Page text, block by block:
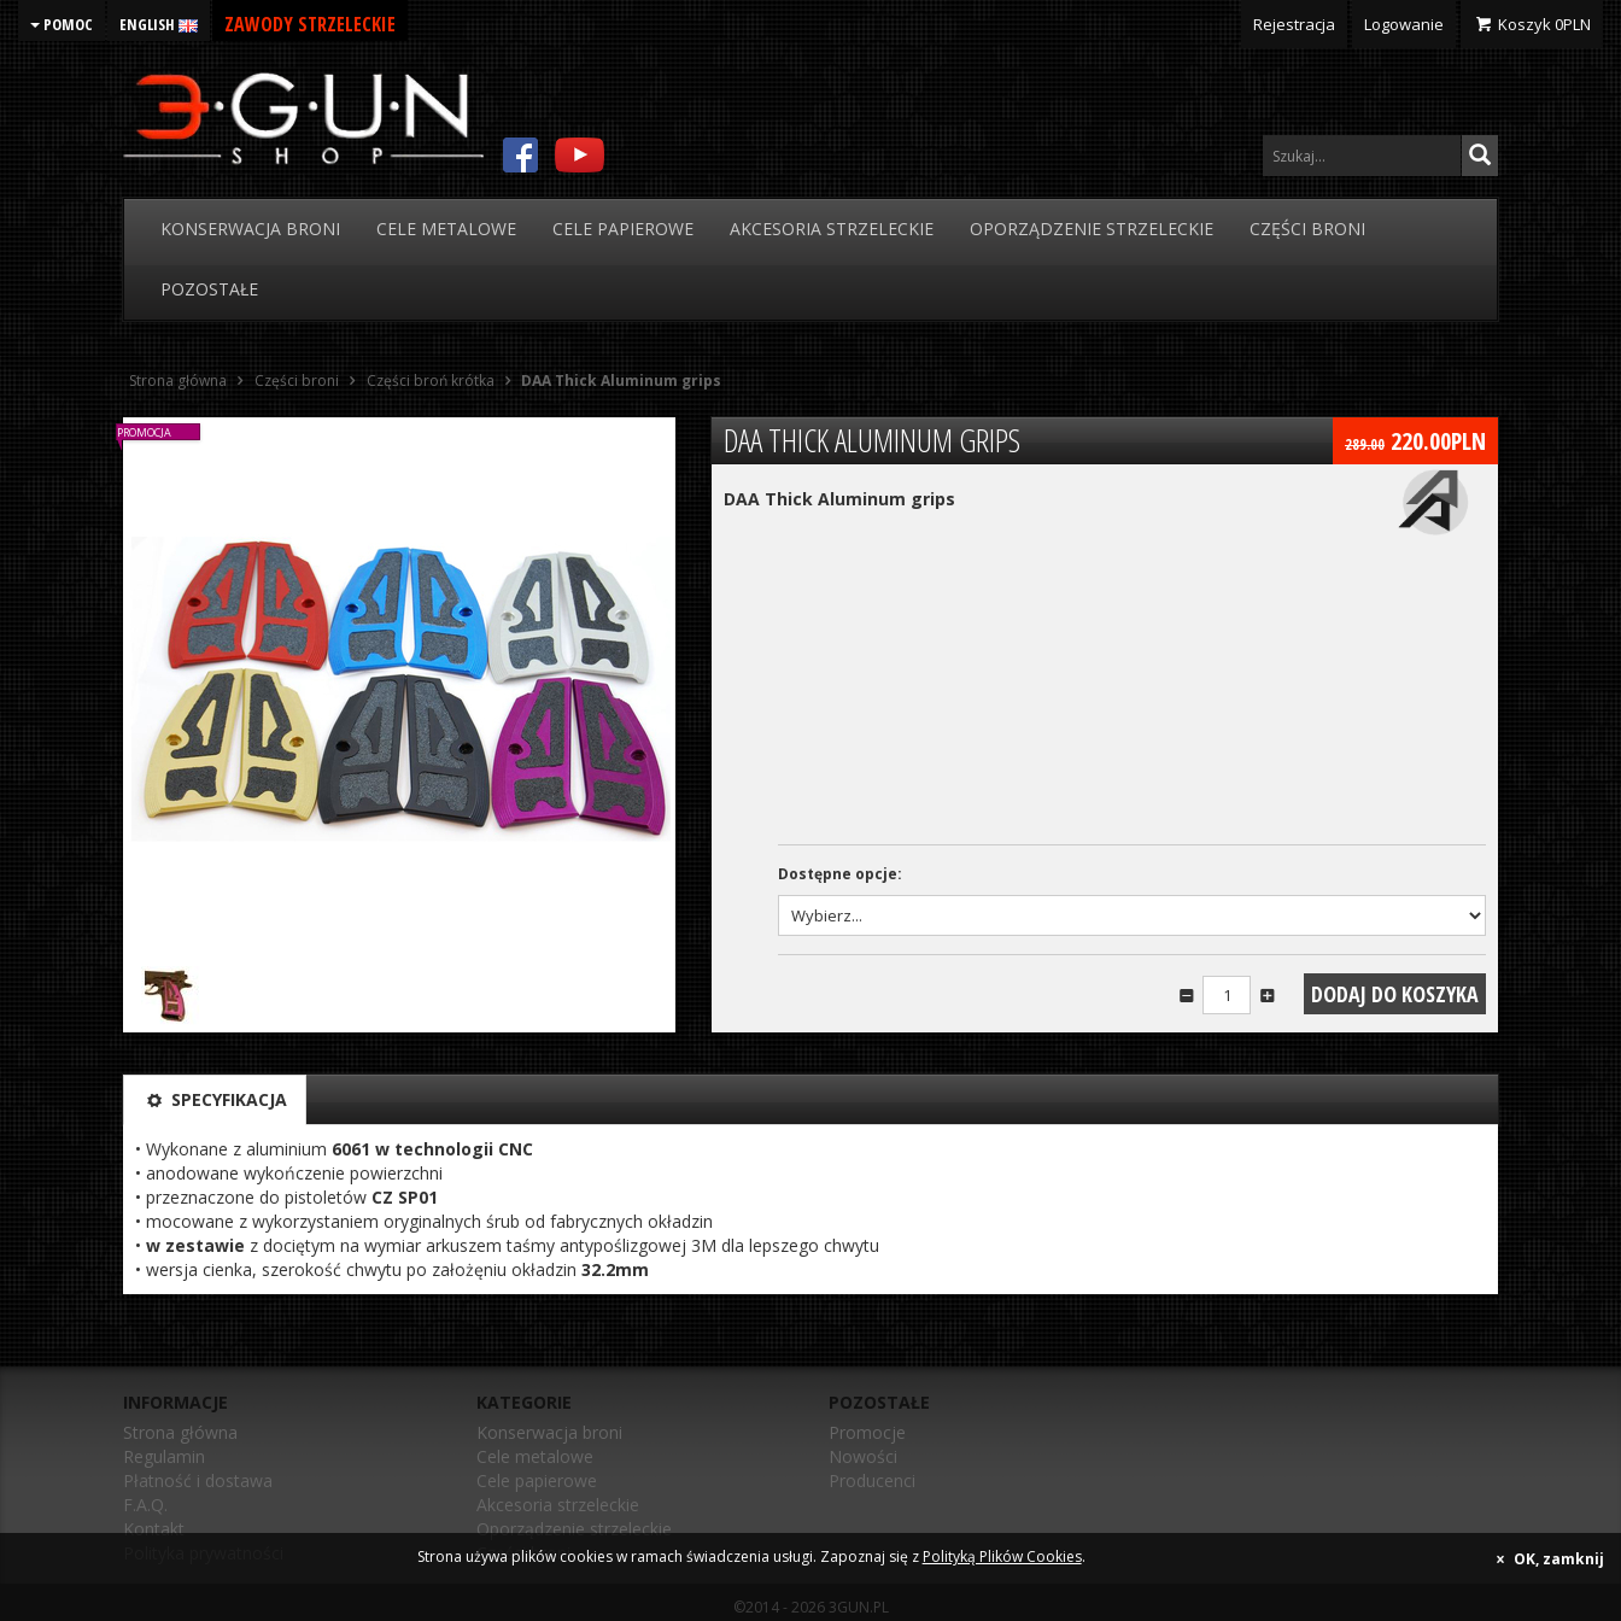
POMOC ENGLISH ZAWODY STRZELECKIE Rejestracja Logowanie Koszyk0PLN
KONSERWACJA BRONI CELE METALOWE CELE PAPIEROWE AKCESORIA STRZELECKIE OPORZĄDZENIE STRZELECKIE CZĘŚCI BRONI
POZOSTAŁE
Strona główna Części broni Części broń krótka DAA Thick Aluminum grips
DAATHICK ALUMINUM GRIPS 289.00 220.00PLN
DAA Thick Aluminum grips
Dostępne opcje:
PROMOCJA
SPECYFIKACJA
• Wykonane z aluminium 6061 w technologii CNC
• anodowane wykończenie powierzchni
• przeznaczone do pistoletów CZ SP01
• mocowane z wykorzystaniem oryginalnych śrub od fabrycznych okładzin
• w zestawie z dociętym na wymiar arkuszem taśmy antypoślizgowej 3M dla lepszego chwytu
• wersja cienka, szerokość chwytu po założęniu okładzin 32.2mm
INFORMACJE
Strona główna
Regulamin
Płatność i dostawa
F.A.Q.
Kontakt
KATEGORIE
Konserwacja broni
Cele metalowe
Cele papierowe
Akcesoria strzeleckie
Oporządzenie strzeleckie
Części broni
POZOSTAŁE
Promocje
Nowości
Producenci
©2014 - 2026 3GUN.PL
Strona używa plików cookies w ramach świadczenia usługi. Zapoznaj się z Polityką Plików Cookies. OK, zamknij